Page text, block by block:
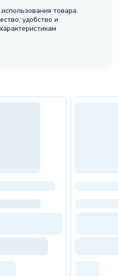
товара.
удобство и